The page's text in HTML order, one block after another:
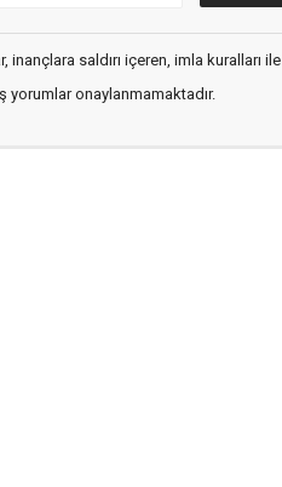
saldırı içeren, imla kuralları ile
yorumlar onaylanmamaktadır.